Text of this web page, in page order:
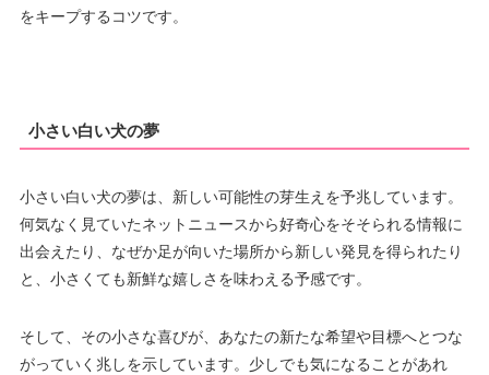
をキープするコツです。
小さい白い犬の夢
小さい白い犬の夢は、新しい可能性の芽生えを予兆しています。
何気なく見ていたネットニュースから好奇心をそそられる情報に
出会えたり、なぜか足が向いた場所から新しい発見を得られたり
と、小さくても新鮮な嬉しさを味わえる予感です。
そして、その小さな喜びが、あなたの新たな希望や目標へとつな
がっていく兆しを示しています。少しでも気になることがあれ